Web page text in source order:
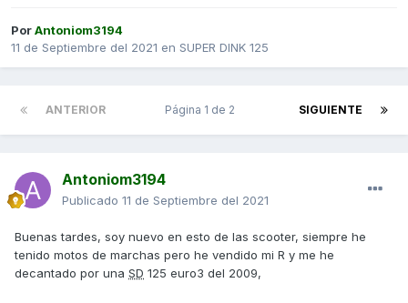
PorAntoniom3194
11 de Septiembre del 2021 en SUPER DINK 125
ANTERIOR SIGUIENTE
Página 1 de 2
Antoniom3194
Publicado 11 de Septiembre del 2021
Buenas tardes, soy nuevo en esto de las scooter, siempre he
tenido motos de marchas pero he vendido mi R y me he
decantado por una SD 125 euro3 del 2009,